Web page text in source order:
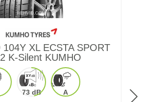
104Y XL ECSTA SPORT
K-Silent KUMHO
73 dB A